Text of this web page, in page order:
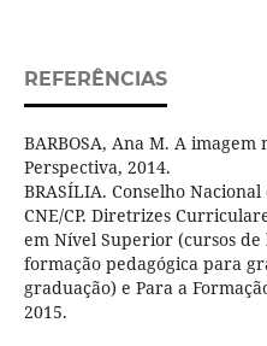
REFERÊNCIAS
BARBOSA, Ana M. A
Perspectiva, 2014.
BRASÍLIA. Conselho
CNE/CP. Diretrizes
em Nível Superior (cursos
formação pedagógica para
graduação) e Para a
2015.